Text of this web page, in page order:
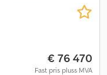
€ 76 470
Fast pris pluss MVA